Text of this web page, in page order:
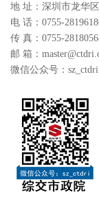
地 址：深圳市龙华
电 话：0755-
传 真：0755-
邮 箱：
微信公众号：sz_ctdri